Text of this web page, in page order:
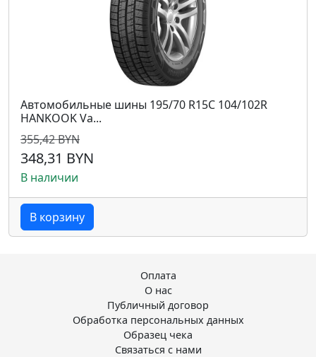
Автомобильные шины 195/70 R15C 104/102R
HANKOOK Va...
355,42 BYN
348,31 BYN
В наличии
В корзину
Оплата
О нас
Публичный договор
Обработка персональных данных
Образец чека
Связаться с нами